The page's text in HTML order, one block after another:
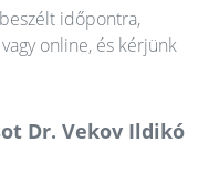
időpontra,
online, és kérjünk
Dr. Vekov Ildikó